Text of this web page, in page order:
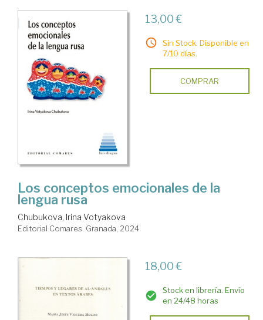
13,00 €
Sin Stock. Disponible en
7/10 días.
COMPRAR
Los conceptos emocionales de la
lengua rusa
Chubukova, Irina Votyakova
Editorial Comares. Granada, 2024
18,00 €
Stock en librería. Envío
en 24/48 horas